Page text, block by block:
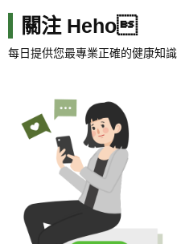
關注 Heho
每日提供您最專業正確的健康知識